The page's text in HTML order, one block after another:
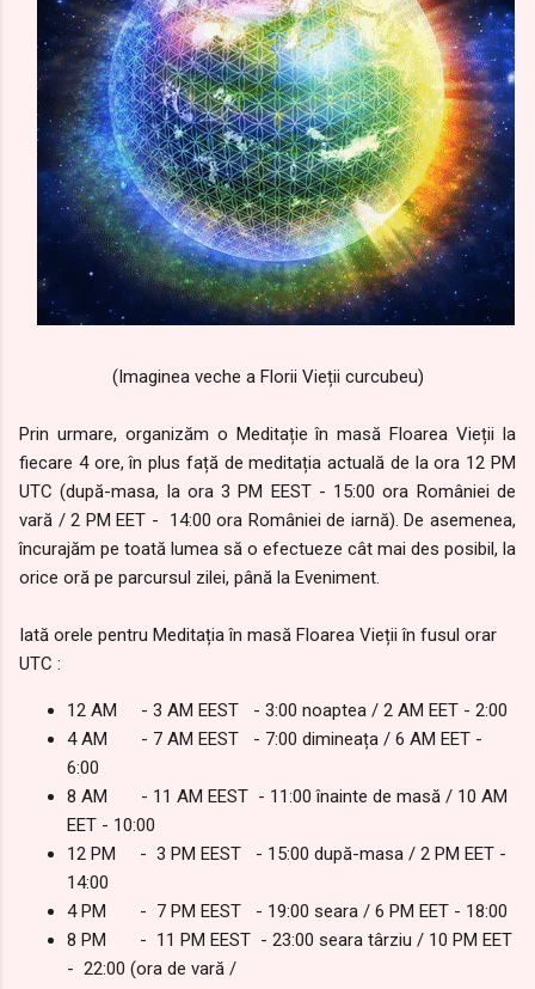
(Imaginea veche a Florii Vieții curcubeu)
Prin urmare, organizăm o Meditație în masă Floarea Vieții la
fiecare 4 ore, în plus față de meditația actuală de la ora 12 PM
UTC (după-masa, la ora 3 PM EEST - 15:00 ora României de
vară / 2 PM EET - 14:00 ora României de iarnă). De asemenea,
încurajăm pe toată lumea să o efectueze cât mai des posibil, la
orice oră pe parcursul zilei, până la Eveniment.
Iată orele pentru Meditația în masă Floarea Vieții în fusul orar
UTC :
12 AM - 3 AM EEST - 3:00 noaptea / 2 AM EET - 2:00
4 AM - 7 AM EEST - 7:00 dimineața / 6 AM EET -
6:00
8 AM - 11 AM EEST - 11:00 înainte de masă / 10 AM
EET - 10:00
12 PM - 3 PM EEST - 15:00 după-masa / 2 PM EET -
14:00
4 PM - 7 PM EEST - 19:00 seara / 6 PM EET - 18:00
8 PM - 11 PM EEST - 23:00 seara târziu / 10 PM EET
- 22:00 (ora de vară /